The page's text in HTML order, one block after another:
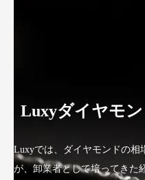
Luxyダイヤモン
Luxyでは、ダイヤモンドの相
が、卸業者として培ってきた